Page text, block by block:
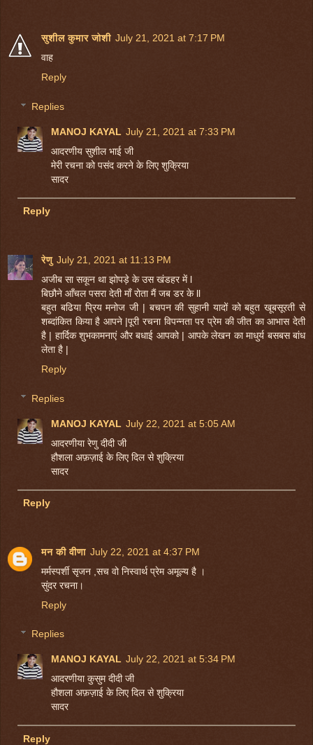
सुशील कुमार जोशी July 21, 2021 at 7:17 PM
वाह
Reply
Replies
MANOJ KAYAL July 21, 2021 at 7:33 PM
आदरणीय सुशील भाई जी
मेरी रचना को पसंद करने के लिए शुक्रिया
सादर
Reply
रेणु July 21, 2021 at 11:13 PM
अजीब सा सकून था झोपड़े के उस खंडहर में l
बिछौने आँचल पसरा देती माँ रोता मैं जब डर के ll
बहुत बढिया प्रिय मनोज जी | बचपन की सुहानी यादों को बहुत खूबसूरती से
शब्दांकित किया है आपने |पूरी रचना विपन्नता पर प्रेम की जीत का आभास देती
है | हार्दिक शुभकामनाएं और बधाई आपको | आपके लेखन का माधुर्य बसबस बांध
लेता है |
Reply
Replies
MANOJ KAYAL July 22, 2021 at 5:05 AM
आदरणीया रेणु दीदी जी
हौशला अफ़ज़ाई के लिए दिल से शुक्रिया
सादर
Reply
मन की वीणा July 22, 2021 at 4:37 PM
मर्मस्पर्शी सृजन ,सच वो निस्वार्थ प्रेम अमूल्य है ।
सुंदर रचना।
Reply
Replies
MANOJ KAYAL July 22, 2021 at 5:34 PM
आदरणीया कुसुम दीदी जी
हौशला अफ़ज़ाई के लिए दिल से शुक्रिया
सादर
Reply